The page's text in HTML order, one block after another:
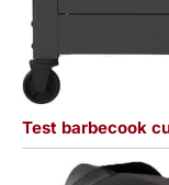
Test barbecook